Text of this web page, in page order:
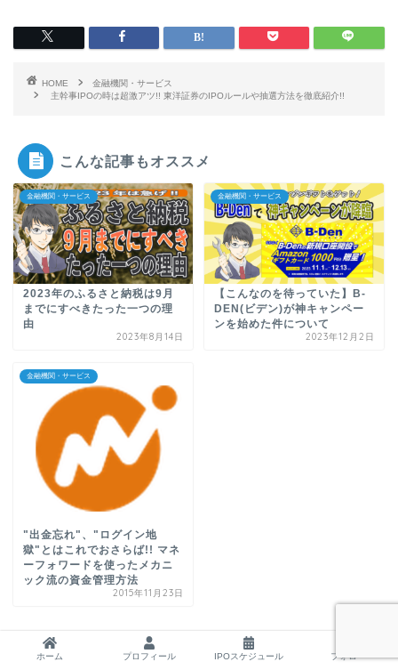
HOME
金融機関・サービス
主幹事IPOの時は超激アツ!! 東洋証券のIPOルールや抽選方法を徹底紹介!!
こんな記事もオススメ
金融機関・サービス
2023年のふるさと納税は9月
までにすべきたった一つの理
由
2023年8月14日
金融機関・サービス
【こんなのを待っていた】B-
DEN(ビデン)が神キャンペー
ンを始めた件について
2023年12月2日
金融機関・サービス
"出金忘れ"、"ログイン地
獄"とはこれでおさらば!! マネ
ーフォワードを使ったメカニ
ック流の資金管理方法
2015年11月23日
POSTED COMMENT
ホーム プロフィール IPOスケジュール フォロー